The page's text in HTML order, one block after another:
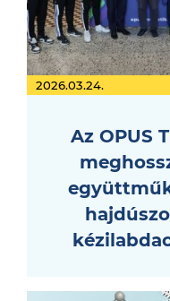
2026.03.24.
Az OPUS